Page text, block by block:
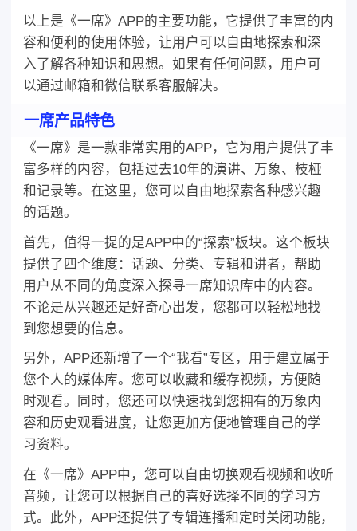
以上是《一席》APP的主要功能，它提供了丰富的内
容和便利的使用体验，让用户可以自由地探索和深
入了解各种知识和思想。如果有任何问题，用户可
以通过邮箱和微信联系客服解决。
一席产品特色
《一席》是一款非常实用的APP，它为用户提供了丰
富多样的内容，包括过去10年的演讲、万象、枝桠
和记录等。在这里，您可以自由地探索各种感兴趣
的话题。
首先，值得一提的是APP中的“探索”板块。这个板块
提供了四个维度：话题、分类、专辑和讲者，帮助
用户从不同的角度深入探寻一席知识库中的内容。
不论是从兴趣还是好奇心出发，您都可以轻松地找
到您想要的信息。
另外，APP还新增了一个“我看”专区，用于建立属于
您个人的媒体库。您可以收藏和缓存视频，方便随
时观看。同时，您还可以快速找到您拥有的万象内
容和历史观看进度，让您更加方便地管理自己的学
习资料。
在《一席》APP中，您可以自由切换观看视频和收听
音频，让您可以根据自己的喜好选择不同的学习方
式。此外，APP还提供了专辑连播和定时关闭功能，